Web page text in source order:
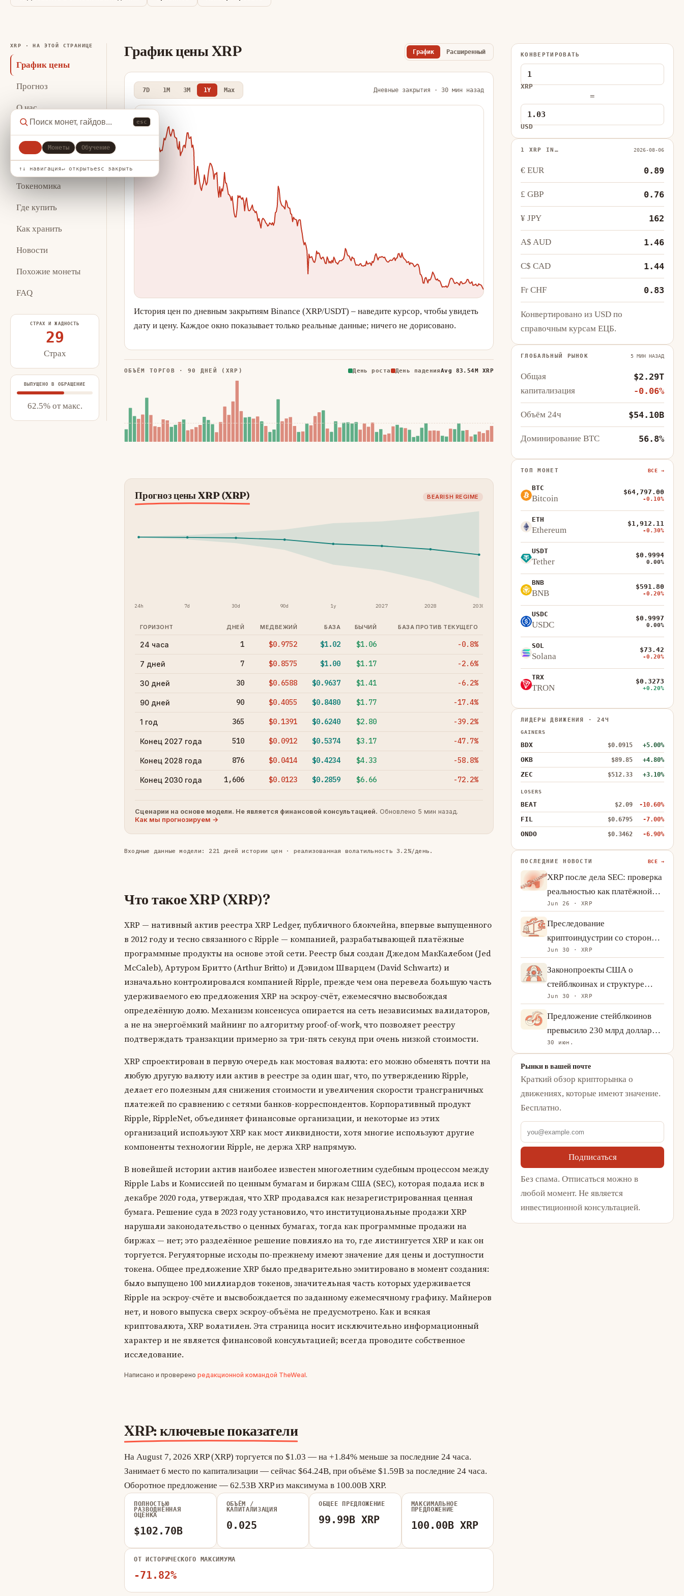
esc
Монеты Обучение
↑↓ навигация↵ открытьesc закрыть
XRP · НА ЭТОЙ СТРАНИЦЕ
График цены
Прогноз
О нас
Ключевая
статистика
Токеномика
Где купить
Как хранить
Новости
Похожие монеты
FAQ
СТРАХ И ЖАДНОСТЬ
29
Страх
ВЫПУЩЕНО В ОБРАЩЕНИЕ
62.5% от макс.
XRP: ключевые показатели
На August 7, 2026 XRP (XRP) торгуется по $1.03 — на +1.84% меньше за последние 24 часа.
Занимает 6 место по капитализации — сейчас $64.24B, при объёме $1.59B за последние 24 часа.
Оборотное предложение — 62.53B XRP из максимума в 100.00B XRP.
ПОЛНОСТЬЮ
РАЗВОДНЁННАЯ
ОЦЕНКА
$102.70B
ОБЪЁМ /
КАПИТАЛИЗАЦИЯ
0.025
ОБЩЕЕ ПРЕДЛОЖЕНИЕ
99.99B XRP
МАКСИМАЛЬНОЕ
ПРЕДЛОЖЕНИЕ
100.00B XRP
ОТ ИСТОРИЧЕСКОГО МАКСИМУМА
-71.82%
График цены XRP График Расширенный
7D 1M 3M 1Y Max Дневные закрытия · 30 мин назад
История цен по дневным закрытиям Binance (XRP/USDT) – наведите курсор, чтобы увидеть
дату и цену. Каждое окно показывает только реальные данные; ничего не дорисовано.
ОБЪЁМ ТОРГОВ · 90 ДНЕЙ (XRP) День роста День паденияAvg 83.54M XRP
Прогноз цены XRP (XRP) BEARISH REGIME
24h 7d 30d 90d 1y 2027 2028 2030
ГОРИЗОНТ ДНЕЙ МЕДВЕЖИЙ БАЗА БЫЧИЙ БАЗА ПРОТИВ ТЕКУЩЕГО
24 часа 1 $0.9752 $1.02 $1.06 -0.8%
7 дней 7 $0.8575 $1.00 $1.17 -2.6%
30 дней 30 $0.6588 $0.9637 $1.41 -6.2%
90 дней 90 $0.4055 $0.8480 $1.77 -17.4%
1 год 365 $0.1391 $0.6240 $2.80 -39.2%
Конец 2027 года 510 $0.0912 $0.5374 $3.17 -47.7%
Конец 2028 года 876 $0.0414 $0.4234 $4.33 -58.8%
Конец 2030 года 1,606 $0.0123 $0.2859 $6.66 -72.2%
Сценарии на основе модели. Не является финансовой консультацией. Обновлено 5 мин назад.
Как мы прогнозируем →
Входные данные модели: 221 дней истории цен · реализованная волатильность 3.2%/день.
Что такое XRP (XRP)?
XRP — нативный актив реестра XRP Ledger, публичного блокчейна, впервые выпущенного
в 2012 году и тесно связанного с Ripple — компанией, разрабатывающей платёжные
программные продукты на основе этой сети. Реестр был создан Джедом МакКалебом (Jed
McCaleb), Артуром Бритто (Arthur Britto) и Дэвидом Шварцем (David Schwartz) и
изначально контролировался компанией Ripple, прежде чем она перевела большую часть
удерживаемого ею предложения XRP на эскроу-счёт, ежемесячно высвобождая
определённую долю. Механизм консенсуса опирается на сеть независимых валидаторов,
а не на энергоёмкий майнинг по алгоритму proof-of-work, что позволяет реестру
подтверждать транзакции примерно за три-пять секунд при очень низкой стоимости.
XRP спроектирован в первую очередь как мостовая валюта: его можно обменять почти на
любую другую валюту или актив в реестре за один шаг, что, по утверждению Ripple,
делает его полезным для снижения стоимости и увеличения скорости трансграничных
платежей по сравнению с сетями банков-корреспондентов. Корпоративный продукт
Ripple, RippleNet, объединяет финансовые организации, и некоторые из этих
организаций используют XRP как мост ликвидности, хотя многие используют другие
компоненты технологии Ripple, не держа XRP напрямую.
В новейшей истории актив наиболее известен многолетним судебным процессом между
Ripple Labs и Комиссией по ценным бумагам и биржам США (SEC), которая подала иск в
декабре 2020 года, утверждая, что XRP продавался как незарегистрированная ценная
бумага. Решение суда в 2023 году установило, что институциональные продажи XRP
нарушали законодательство о ценных бумагах, тогда как программные продажи на
биржах — нет; это разделённое решение повлияло на то, где листингуется XRP и как он
торгуется. Регуляторные исходы по-прежнему имеют значение для цены и доступности
токена. Общее предложение XRP было предварительно эмитировано в момент создания:
было выпущено 100 миллиардов токенов, значительная часть которых удерживается
Ripple на эскроу-счёте и высвобождается по заданному ежемесячному графику. Майнеров
нет, и нового выпуска сверх эскроу-объёма не предусмотрено. Как и всякая
криптовалюта, XRP волатилен. Эта страница носит исключительно информационный
характер и не является финансовой консультацией; всегда проводите собственное
исследование.
Написано и проверено редакционной командой TheWeal.
КОНВЕРТИРОВАТЬ
XRP
=
USD
1 XRP IN… 2026-08-06
€ EUR 0.89
£ GBP 0.76
¥ JPY 162
A$ AUD 1.46
C$ CAD 1.44
Fr CHF 0.83
Конвертировано из USD по
справочным курсам ЕЦБ.
ГЛОБАЛЬНЫЙ РЫНОК 5 МИН НАЗАД
Общая
капитализация
$2.29T
-0.06%
Объём 24ч $54.10B
Доминирование BTC 56.8%
ТОП МОНЕТ ВСЕ →
BTC
Bitcoin
$64,797.00
-0.10%
ETH
Ethereum
$1,912.11
-0.30%
USDT
Tether
$0.9994
0.00%
BNB
BNB
$591.80
-0.20%
USDC
USDC
$0.9997
0.00%
SOL
Solana
$73.42
-0.20%
TRX
TRON
$0.3273
+0.20%
ЛИДЕРЫ ДВИЖЕНИЯ · 24Ч
GAINERS
BDX $0.0915 +5.00%
OKB $89.85 +4.80%
ZEC $512.33 +3.10%
LOSERS
BEAT $2.09 -10.60%
FIL $0.6795 -7.00%
ONDO $0.3462 -6.90%
ПОСЛЕДНИЕ НОВОСТИ ВСЕ →
XRP после дела SEC: проверка
реальностью как платёжной
системы
Jun 26 · XRP
Преследование
криптоиндустрии со стороны
SEC: от теста Хауи до Ripple,
Coinbase и разворота 2025
года
Jun 30 · XRP
Законопроекты США о
стейблкоинах и структуре
крипторынка: на каком этапе
Конгресс и почему это важно
Jun 30 · XRP
Предложение стейблкоинов
превысило 230 млрд долларов:
что рост USDT и USDC
30 июн.
Рынки в вашей почте
Краткий обзор крипторынка о
движениях, которые имеют значение.
Бесплатно.
Подписаться
Без спама. Отписаться можно в
любой момент. Не является
инвестиционной консультацией.